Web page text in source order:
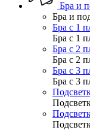
Бра и
Бра и
Бра с 1
Бра с 1
Бра с 2
Бра с 2
Бра с 3
Бра с 3